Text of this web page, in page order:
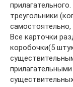
треугольники
Все карточки
коробочки(5